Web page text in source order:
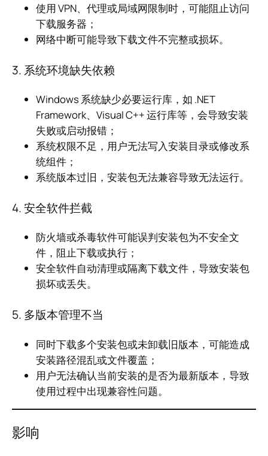
使用 VPN、代理或局域网限制时，可能阻止访问
下载服务器；
网络中断可能导致下载文件不完整或损坏。
3. 系统环境缺失依赖
Windows 系统缺少必要运行库，如 .NET
Framework、Visual C++ 运行库等，会导致安装
失败或启动报错；
系统权限不足，用户无法写入安装目录或修改系
统组件；
系统版本过旧，安装包无法兼容导致无法运行。
4. 安全软件拦截
防火墙或杀毒软件可能误判安装包为不安全文
件，阻止下载或执行；
安全软件自动清理或隔离下载文件，导致安装包
损坏或丢失。
5. 多版本管理不当
同时下载多个安装包或未卸载旧版本，可能造成
安装路径混乱或文件覆盖；
用户无法确认当前安装的是否为最新版本，导致
使用过程中出现兼容性问题。
影响